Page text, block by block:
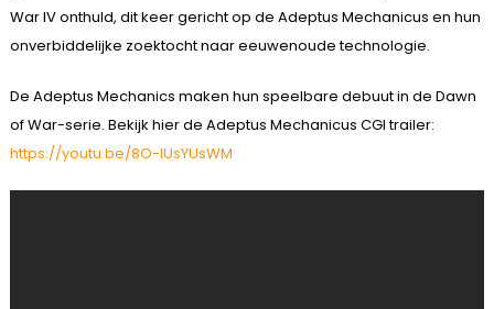
War IV onthuld, dit keer gericht op de Adeptus Mechanicus en hun
onverbiddelijke zoektocht naar eeuwenoude technologie.
De Adeptus Mechanics maken hun speelbare debuut in de Dawn
of War-serie. Bekijk hier de Adeptus Mechanicus CGI trailer:
https://youtu.be/8O-IUsYUsWM